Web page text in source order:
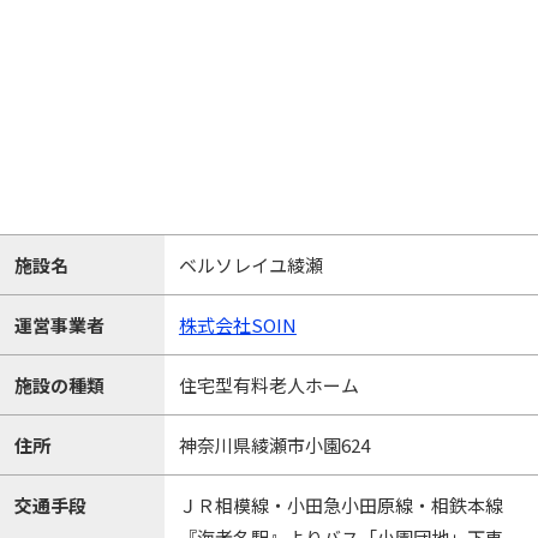
施設名 ベルソレイユ綾瀬
運営事業者 株式会社SOIN
施設の種類 住宅型有料老人ホーム
住所 神奈川県綾瀬市小園624
交通手段
ＪＲ相模線・小田急小田原線・相鉄本線